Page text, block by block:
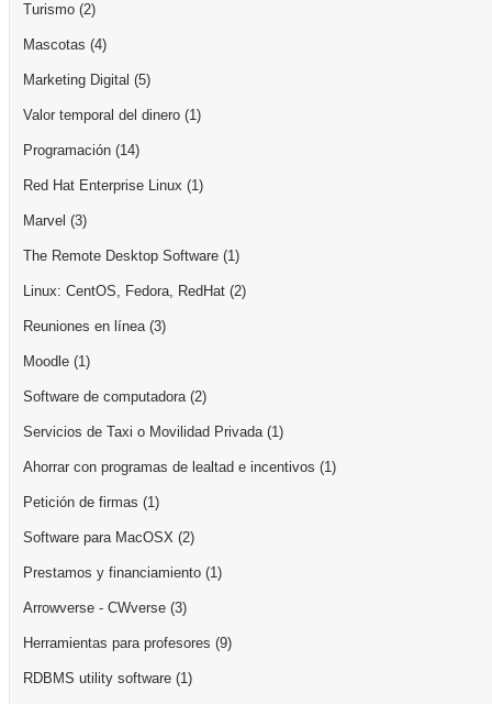
Turismo (2)
Mascotas (4)
Marketing Digital (5)
Valor temporal del dinero (1)
Programación (14)
Red Hat Enterprise Linux (1)
Marvel (3)
The Remote Desktop Software (1)
Linux: CentOS, Fedora, RedHat (2)
Reuniones en línea(3)
Moodle (1)
Software de computadora(2)
Servicios de Taxi o Movilidad Privada(1)
Ahorrar con programas de lealtad e incentivos (1)
Petición de firmas (1)
Software para MacOSX (2)
Prestamos y financiamiento (1)
Arrowverse - CWverse (3)
Herramientas para profesores (9)
RDBMS utility software (1)